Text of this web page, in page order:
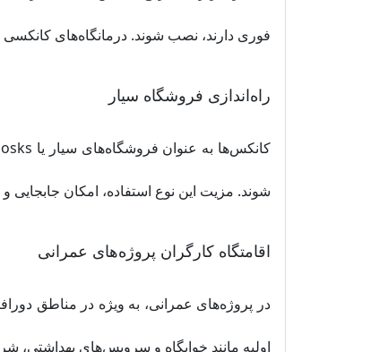
فوری دارند، نصب شوند. درمانگاه‌های
راه‌اندازی فروشگاه سیار
شوند. مزیت این نوع استفاده، امکان
اقامتگاه کارگران پروژه‌های عمرانی
در پروژه‌های عمرانی، به ویژه در مناطق
اولیه مانند خوابگاه و سرویس‌های بهداشتی،